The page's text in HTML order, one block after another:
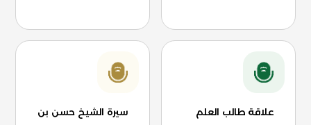
علاقة طالب العلم
سيرة الشيخ حسن بن